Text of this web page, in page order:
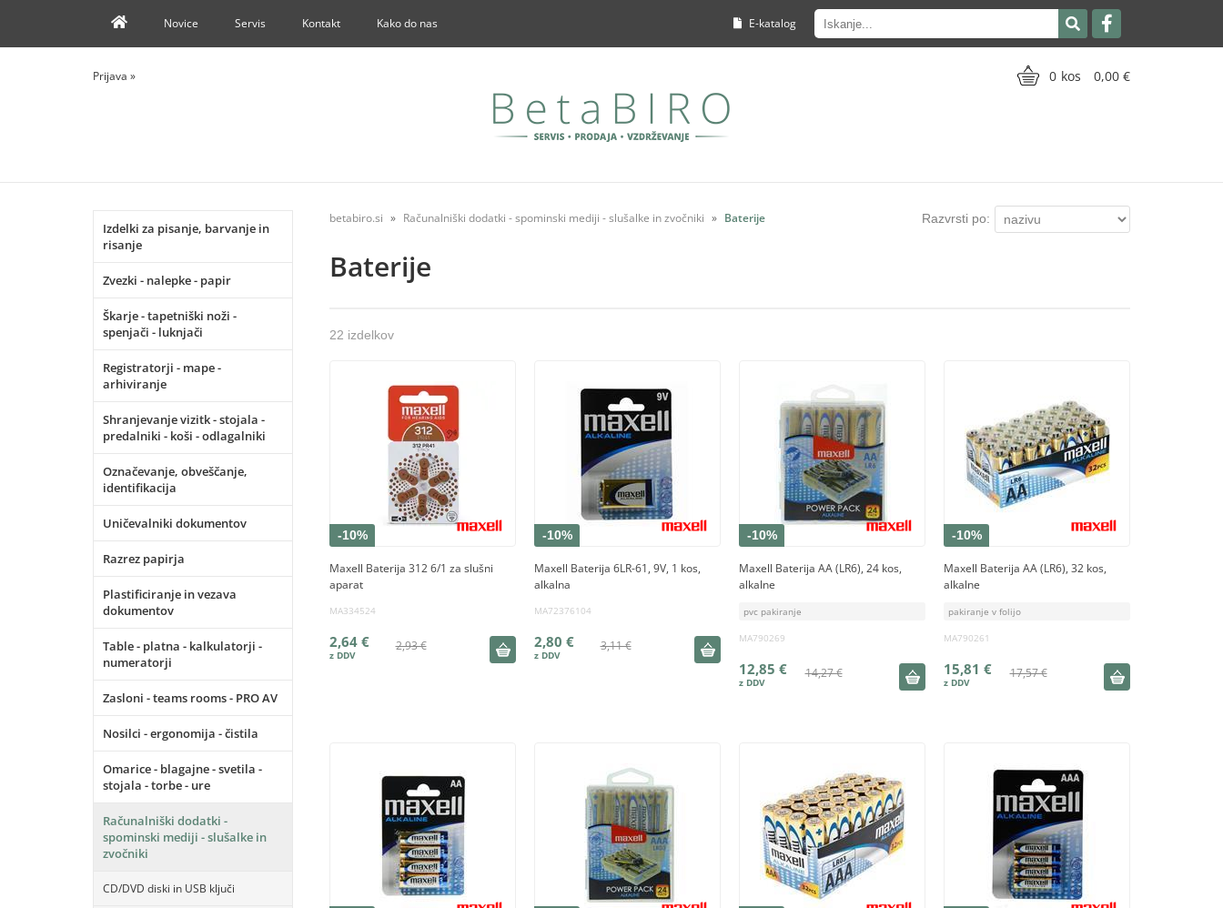
E-katalog
Novice Servis Kontakt Kako do nas
0 0,00
Prijava »
Izdelki za pisanje, barvanje in
risanje
Zvezki - nalepke - papir
Škarje - tapetniški noži -
spenjači - luknjači
Registratorji - mape -
arhiviranje
Shranjevanje vizitk - stojala -
predalniki - koši - odlagalniki
Označevanje, obveščanje,
identifikacija
Uničevalniki dokumentov
Razrez papirja
Plastificiranje in vezava
dokumentov
Table - platna - kalkulatorji -
numeratorji
Zasloni - teams rooms - PRO AV
Nosilci - ergonomija - čistila
Omarice - blagajne - svetila -
stojala - torbe - ure
Računalniški dodatki -
spominski mediji - slušalke in
zvočniki
CD/DVD diski in USB ključi
betabiro.si Računalniški dodatki - spominski mediji - slušalke in zvočniki Baterije Razvrsti po:
Baterije
22 izdelkov
-10%
Maxell Baterija 312 6/1 za slušni
aparat
MA334524
2,93 €
2,64 €
-10%
Maxell Baterija 6LR-61, 9V, 1 kos,
alkalna
MA72376104
3,11 €
2,80 €
-10%
Maxell Baterija AA (LR6), 24 kos,
alkalne
pvc pakiranje
MA790269
14,27 €
12,85 €
-10%
Maxell Baterija AA (LR6), 32 kos,
alkalne
pakiranje v folijo
MA790261
17,57 €
15,81 €